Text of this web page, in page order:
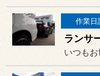
作業日
いつも